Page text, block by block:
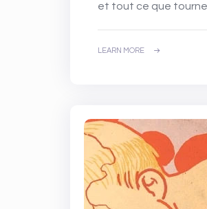
et tout ce que
LEARN MORE